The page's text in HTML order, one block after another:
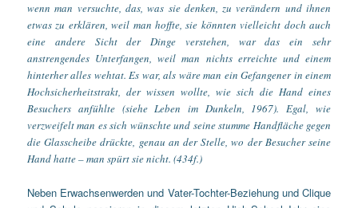
wenn man versuchte, das, was sie denken, zu verändern und ihnen
etwas zu erklären, weil man hoffte, sie könnten vielleicht doch auch
eine andere Sicht der Dinge verstehen, war das ein sehr
anstrengendes Unterfangen, weil man nichts erreichte und einem
hinterher alles wehtat. Es war, als wäre man ein Gefangener in einem
Hochsicherheitstrakt, der wissen wollte, wie sich die Hand eines
Besuchers anfühlte (sieheLeben im Dunkeln, 1967). Egal, wie
verzweifelt man es sich wünschte und seine stumme Handfläche gegen
die Glasscheibe drückte, genau an der Stelle, wo der Besucher seine
Hand hatte – man spürt sie nicht. (434f.)
Neben Erwachsenwerden und Vater-Tochter-Beziehung und Clique